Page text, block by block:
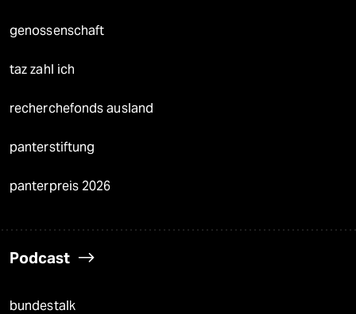
genossenschaft
taz zahl ich
recherchefonds ausland
panterstiftung
panterpreis 2026
Podcast
bundestalk